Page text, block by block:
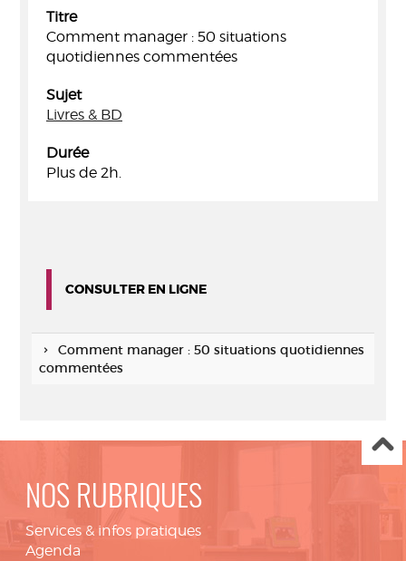
Titre
Comment manager : 50 situations
quotidiennes commentées
Sujet
Livres & BD
Durée
Plus de 2h.
CONSULTER EN LIGNE
Comment manager : 50 situations quotidiennes
commentées
NOS RUBRIQUES
Services & infos pratiques
Agenda